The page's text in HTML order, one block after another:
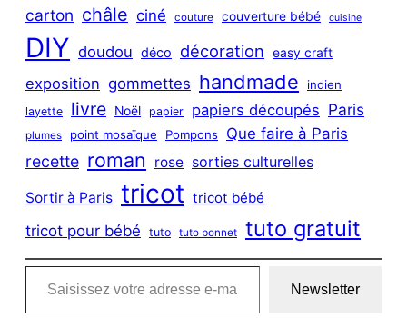
carton châle ciné couture couverture bébé cuisine
DIY doudou déco décoration easy craft
exposition gommettes handmade indien
layette livre Noël papier papiers découpés Paris
plumes point mosaïque Pompons Que faire à Paris
recette roman rose sorties culturelles
Sortir à Paris tricot tricot bébé
tricot pour bébé tuto tuto bonnet tuto gratuit
Saisissez votre adresse e-mail…
Newsletter